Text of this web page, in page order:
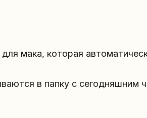
мака, которая
в папку с сегодняшним